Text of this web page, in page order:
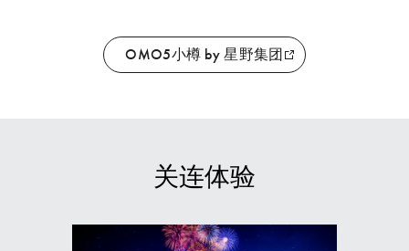
OMO5小樽 by 星野集团
关连体验